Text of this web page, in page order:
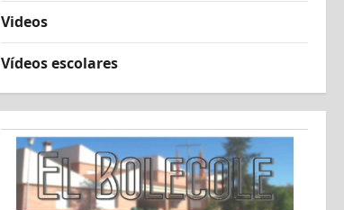
Videos
Vídeos escolares